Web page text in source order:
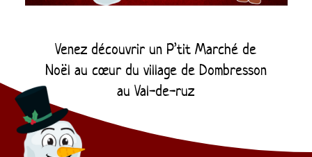
Venez découvrir un P’tit Marché de
Noël au cœur du village de Dombresson
au Val-de-ruz